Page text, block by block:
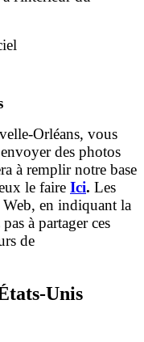
Orléans, vous
des photos
à remplir notre base
le faire Ici. Les
Web, en indiquant la
à partager ces
de
Unis